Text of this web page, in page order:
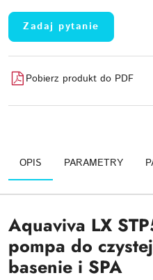
Zadaj pytanie
Pobierz produkt do PDF
OPIS PARAMETRY
Aquaviva LX
pompa do
basenie i SPA